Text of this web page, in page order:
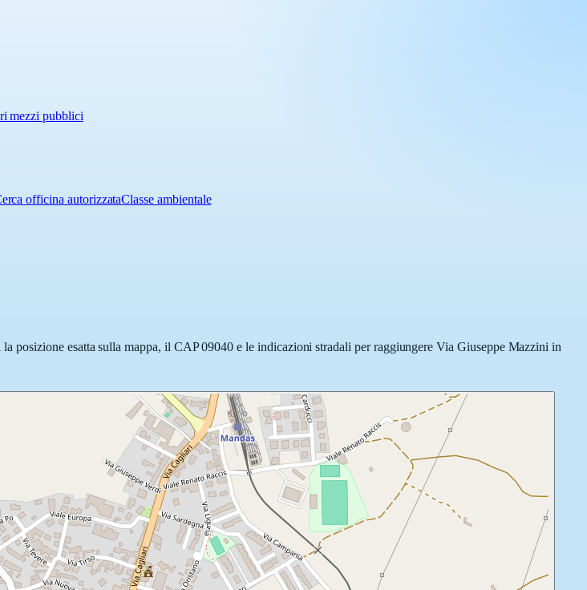
mezzi pubblici
officina autorizzataClasse ambientale
esatta sulla mappa, il CAP 09040 e le indicazioni stradali per raggiungere Via Giuseppe Mazzini in